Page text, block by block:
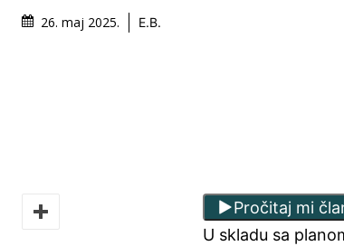
26. maj 2025. E.B.
Pročitaj mi
U skladu sa